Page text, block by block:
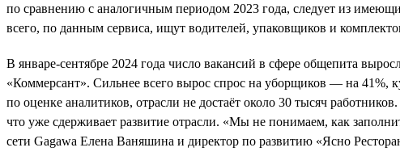
по сравнению с аналогичным периодом 2023 года, следует из
всего, по данным сервиса, ищут водителей, упаковщиков и
В январе-сентябре 2024 года число вакансий в сфере общепита
«Коммерсант». Сильнее всего вырос спрос на уборщиков — на
по оценке аналитиков, отрасли не достаёт около 30 тысяч
что уже сдерживает развитие отрасли. «Мы не понимаем, как
сети Gagawa Елена Ваняшина и директор по развитию «Ясно